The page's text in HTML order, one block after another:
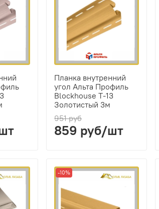
Планка внутренний
угол Альта Профиль
Blockhouse Т-13
Золотистый 3м
951 руб
859 руб/шт
-10%